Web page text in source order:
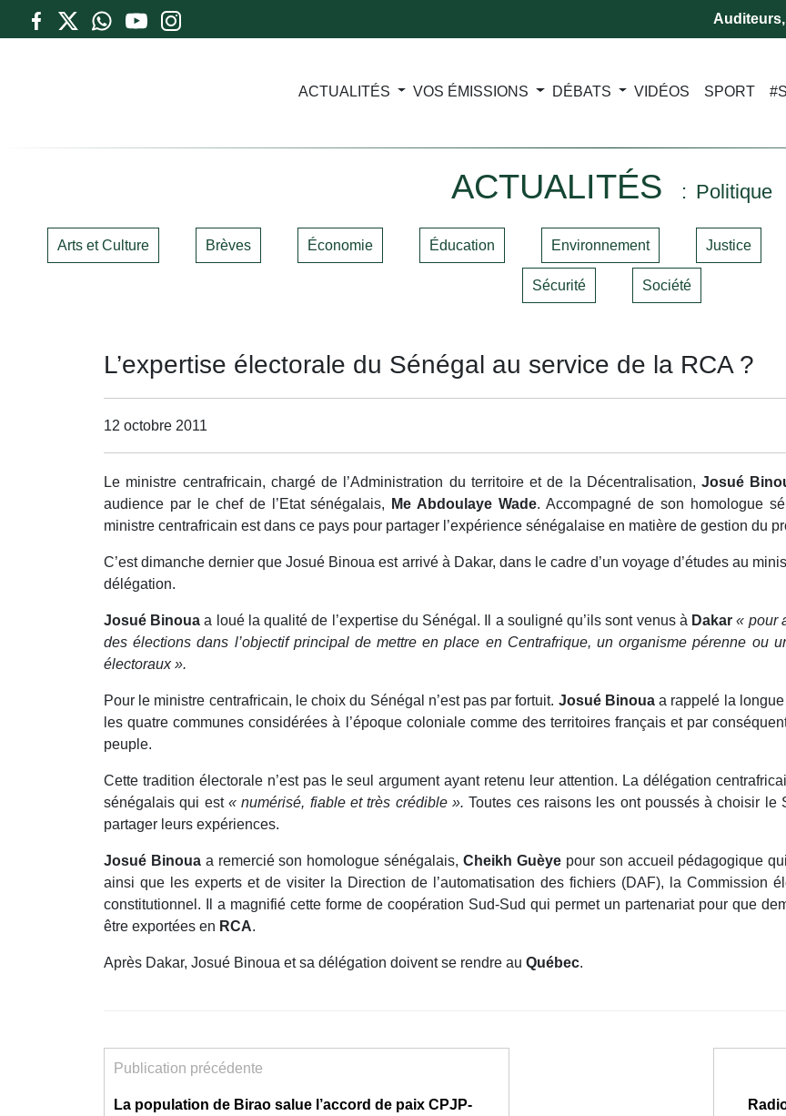
Auditeurs,
ACTUALITÉS VOS ÉMISSIONS DÉBATS VIDÉOS SPORT
ACTUALITÉS Politique
Arts et Culture Brèves Économie Éducation Environnement Justice
Sécurité Société
L’expertise électorale du Sénégal au service de la RCA ?
12 octobre 2011
Le ministre centrafricain, chargé de l’Administration du territoire et de la Décentralisation,Josué
audience par le chef de l’Etat sénégalais,
Me Abdoulaye Wade. Accompagné de son homologue
ministre centrafricain est dans ce pays pour partager l’expérience sénégalaise en matière de gestion du
C’est dimanche dernier que Josué Binoua est arrivé à Dakar, dans le cadre d’un voyage d’études au
délégation.
Josué Binoua a loué la qualité de l’expertise du Sénégal. Il a souligné qu’ils sont venus à Dakar « pour
des élections dans l’objectif principal de mettre en place en Centrafrique, un organisme pérenne ou
électoraux ».
Pour le ministre centrafricain, le choix du Sénégal n’est pas par fortuit. Josué Binouaa rappelé la
les quatre communes considérées à l’époque coloniale comme des territoires français et par
peuple.
Cette tradition électorale n’est pas le seul argument ayant retenu leur attention. La délégation
sénégalais qui est « numérisé, fiable et très crédible ». Toutes ces raisons les ont poussés à choisir
partager leurs expériences.
Josué Binouaa remercié son homologue sénégalais,Cheikh Guèyepour son accueil pédagogique
ainsi que les experts et de visiter la Direction de l’automatisation des fichiers (DAF), la Commission
constitutionnel. Il a magnifié cette forme de coopération Sud-Sud qui permet un partenariat pour que
être exportées en RCA.
Après Dakar, Josué Binoua et sa délégation doivent se rendre au Québec.
Publication précédente
La population de Birao salue l’accord de paix CPJP-